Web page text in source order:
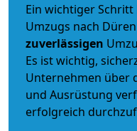
Ein wichtiger
Umzugs nach
zuverlässigen
Es ist wichtig,
Unternehmen über
und Ausrüstung
erfolgreich